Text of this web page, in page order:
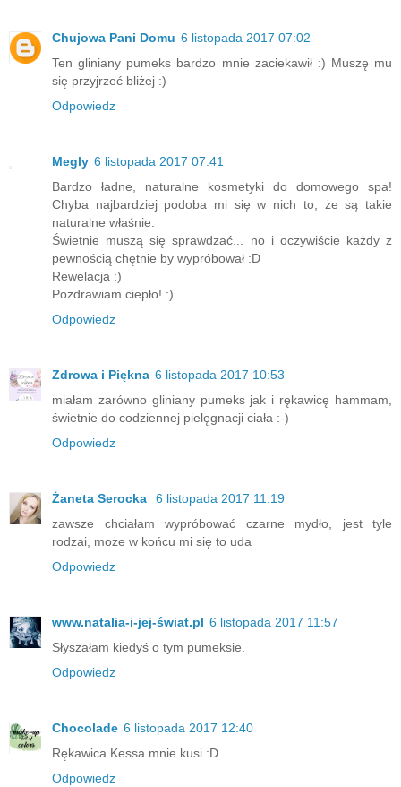
Chujowa Pani Domu 6 listopada 2017 07:02
Ten gliniany pumeks bardzo mnie zaciekawił :) Muszę mu
się przyjrzeć bliżej :)
Odpowiedz
Megly 6 listopada 2017 07:41
Bardzo ładne, naturalne kosmetyki do domowego spa!
Chyba najbardziej podoba mi się w nich to, że są takie
naturalne właśnie.
Świetnie muszą się sprawdzać... no i oczywiście każdy z
pewnością chętnie by wypróbował :D
Rewelacja :)
Pozdrawiam ciepło! :)
Odpowiedz
Zdrowa i Piękna 6 listopada 2017 10:53
miałam zarówno gliniany pumeks jak i rękawicę hammam,
świetnie do codziennej pielęgnacji ciała :-)
Odpowiedz
Żaneta Serocka
6 listopada 2017 11:19
zawsze chciałam wypróbować czarne mydło, jest tyle
rodzai, może w końcu mi się to uda
Odpowiedz
www.natalia-i-jej-świat.pl 6 listopada 2017 11:57
Słyszałam kiedyś o tym pumeksie.
Odpowiedz
Chocolade 6 listopada 2017 12:40
Rękawica Kessa mnie kusi :D
Odpowiedz